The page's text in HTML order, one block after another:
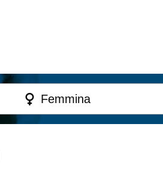
Femmina